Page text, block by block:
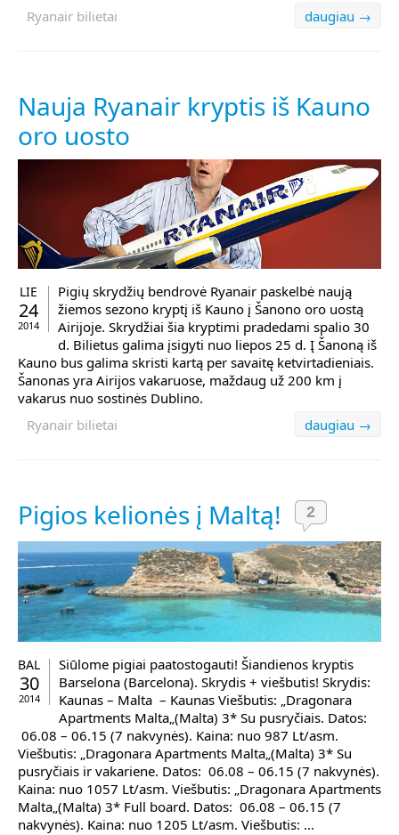
daugiau →
Ryanair bilietai
Nauja Ryanair kryptis iš Kauno
oro uosto
LIE
24
2014
Pigių skrydžių bendrovė Ryanair paskelbė naują
žiemos sezono kryptį iš Kauno į Šanono oro uostą
Airijoje. Skrydžiai šia kryptimi pradedami spalio 30
d. Bilietus galima įsigyti nuo liepos 25 d. Į Šanoną iš
Kauno bus galima skristi kartą per savaitę ketvirtadieniais.
Šanonas yra Airijos vakaruose, maždaug už 200 km į
vakarus nuo sostinės Dublino.
daugiau →
Ryanair bilietai
Pigios kelionės į Maltą! 2
BAL
30
2014
Siūlome pigiai paatostogauti! Šiandienos kryptis
Barselona (Barcelona). Skrydis + viešbutis! Skrydis:
Kaunas – Malta – Kaunas Viešbutis: „Dragonara
Apartments Malta„(Malta) 3* Su pusryčiais. Datos:
06.08 – 06.15 (7 nakvynės). Kaina: nuo 987 Lt/asm.
Viešbutis: „Dragonara Apartments Malta„(Malta) 3* Su
pusryčiais ir vakariene. Datos: 06.08 – 06.15 (7 nakvynės).
Kaina: nuo 1057 Lt/asm. Viešbutis: „Dragonara Apartments
Malta„(Malta) 3* Full board. Datos: 06.08 – 06.15 (7
nakvynės). Kaina: nuo 1205 Lt/asm. Viešbutis: ...